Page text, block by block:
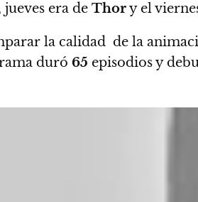
jueves era de Thory el
la calidad de la
duró 65 episodios y